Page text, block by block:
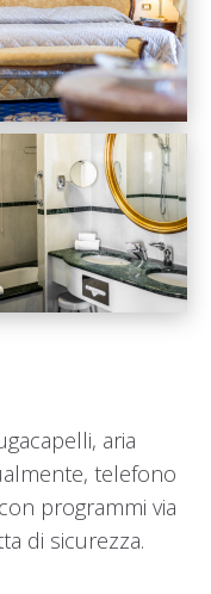
aria
telefono
programmi via
di sicurezza.